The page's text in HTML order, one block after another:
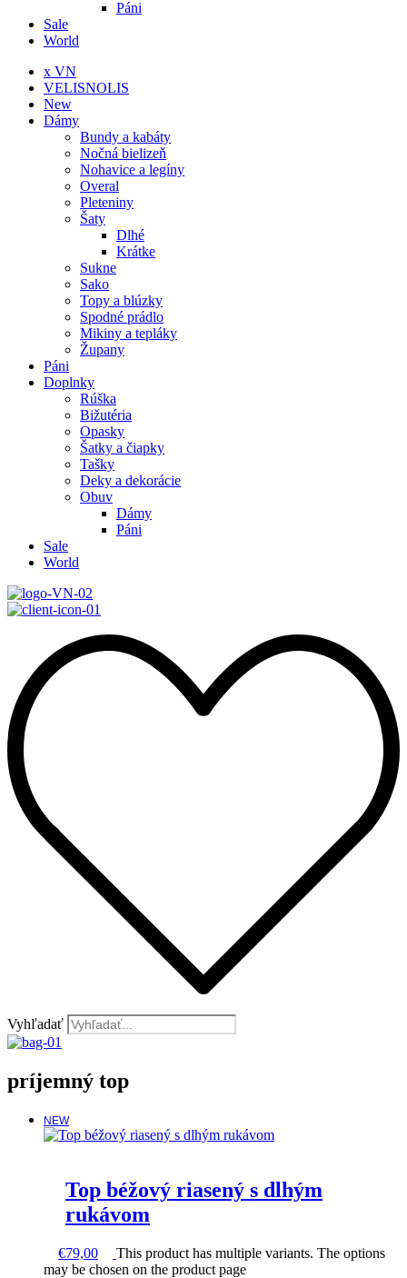
Páni
Sale
World
x VN
VELISNOLIS
New
Dámy
Bundy a kabáty
Nočná bielizeň
Nohavice a legíny
Overal
Pleteniny
Šaty
Dlhé
Krátke
Sukne
Sako
Topy a blúzky
Spodné prádlo
Mikiny a tepláky
Župany
Páni
Doplnky
Rúška
Bižutéria
Opasky
Šatky a čiapky
Tašky
Deky a dekorácie
Obuv
Dámy
Páni
Sale
World
Vyhľadať
príjemný top
NEW
Top béžový riasený s dlhým
rukávom
€79,00
This product has multiple variants. The options
may be chosen on the product page